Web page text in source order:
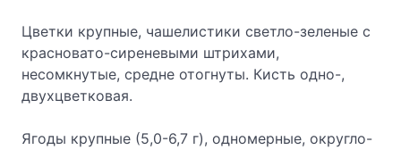
Цветки крупные, чашелистики светло-зеленые с
красновато-сиреневыми штрихами,
несомкнутые, средне отогнуты. Кисть одно-,
двухцветковая.
Ягоды крупные (5,0-6,7 г), одномерные, округло-